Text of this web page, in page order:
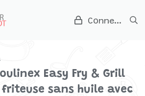
Connexion
Easy Fry & Grill
sans huile avec